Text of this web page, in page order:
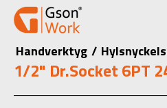
Handverktyg /
1/2" Dr.Socket 6PT